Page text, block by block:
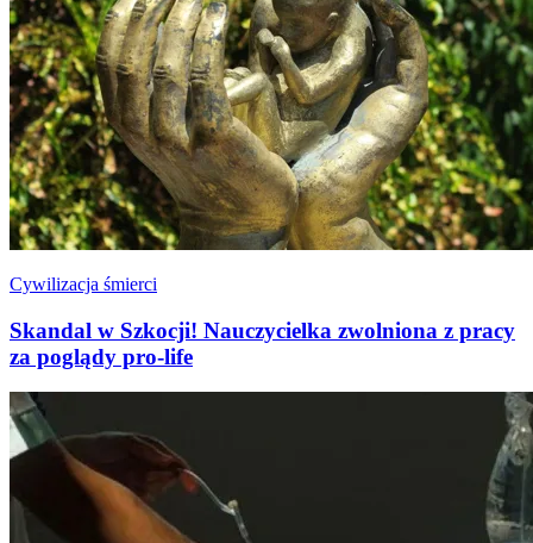
Cywilizacja śmierci
Skandal w Szkocji! Nauczycielka zwolniona z pracy
za poglądy pro-life